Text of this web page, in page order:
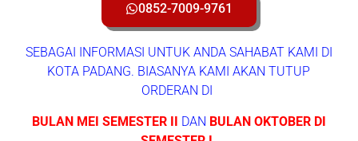
0852-7009-9761
SEBAGAI INFORMASI UNTUK ANDA SAHABAT KAMI DI
KOTA PADANG. BIASANYA KAMI AKAN TUTUP
ORDERAN DI
BULAN MEI SEMESTER II DAN BULAN OKTOBER DI